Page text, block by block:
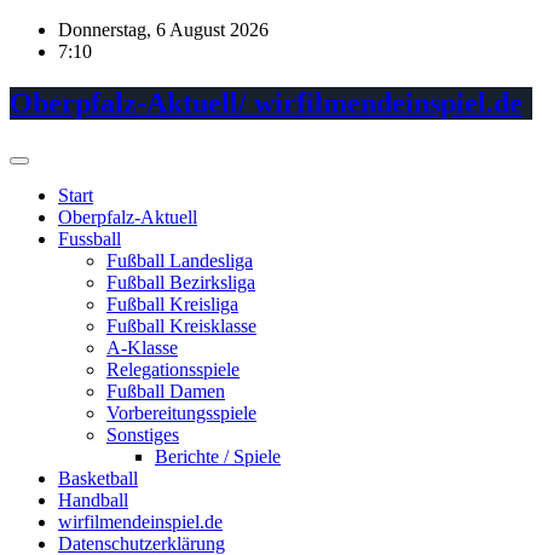
Skip
Donnerstag, 6 August 2026
7:10
Oberpfalz-Aktuell/ wirfilmendeinspiel.de
Start
Oberpfalz-Aktuell
Fussball
Fußball Landesliga
Fußball Bezirksliga
Fußball Kreisliga
Fußball Kreisklasse
A-Klasse
Relegationsspiele
Fußball Damen
Vorbereitungsspiele
Sonstiges
Berichte / Spiele
Basketball
Handball
wirfilmendeinspiel.de
Datenschutzerklärung